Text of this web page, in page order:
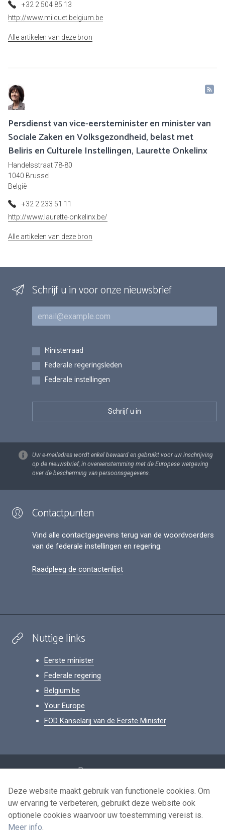
+32 2 504 85 13
http://www.milquet.belgium.be
Alle artikelen van deze bron
Persdienst van vice-eersteminister en minister van
Sociale Zaken en Volksgezondheid, belast met
Beliris en Culturele Instellingen, Laurette Onkelinx
Handelsstraat 78-80
1040 Brussel
België
+32 2 233 51 11
http://www.laurette-onkelinx.be/
Alle artikelen van deze bron
Schrijf u in voor onze nieuwsbrief
E-mail
Inschrijvingen
Ministerraad
Federale regeringsleden
Federale instellingen
Uw e-mailadres wordt enkel bewaard en gebruikt voor uw inschrijving
op de nieuwsbrief, in overeenstemming met de Europese wetgeving
over de bescherming van persoonsgegevens.
Contactpunten
Vind alle contactgegevens terug van de woordvoerders
van de federale instellingen en regering.
Raadpleeg de contactenlijst
Nuttige links
Eerste minister
Federale regering
Belgium.be
Your Europe
FOD Kanselarij van de Eerste Minister
Persoonsgegevens
Voorwaarden voor het hergebruik
Contacteer ons
Deze website maakt gebruik van functionele cookies. Om
uw ervaring te verbeteren, gebruikt deze website ook
optionele cookies waarvoor uw toestemming vereist is.
Meer info.